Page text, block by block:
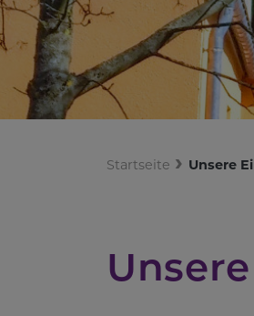
Startseite Unsere